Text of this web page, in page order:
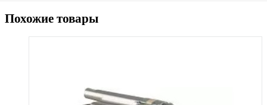
Похожие товары